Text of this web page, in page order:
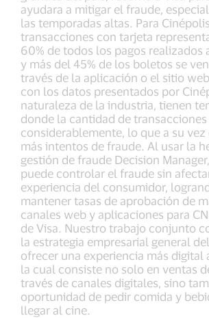
ayudara a mitigar el fraude,
las temporadas altas. Para
transacciones con tarjeta
60% de todos los pagos realizados
y más del 45% de los boletos se
través de la aplicación o el sitio
con los datos presentados por
naturaleza de la industria, tienen
donde la cantidad de transacciones
considerablemente, lo que a su vez
más intentos de fraude. Al usar la
gestión de fraude Decision
puede controlar el fraude sin
experiencia del consumidor,
mantener tasas de aprobación de
canales web y aplicaciones para
de Visa. Nuestro trabajo conjunto
la estrategia empresarial general
ofrecer una experiencia más digital
la cual consiste no solo en ventas
través de canales digitales, sino
oportunidad de pedir comida y
llegar al cine.